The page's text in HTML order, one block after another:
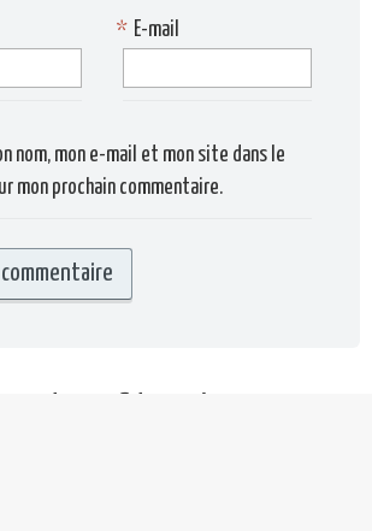
E-mail
*
nom, mon e-mail et mon site dans le
mon prochain commentaire.